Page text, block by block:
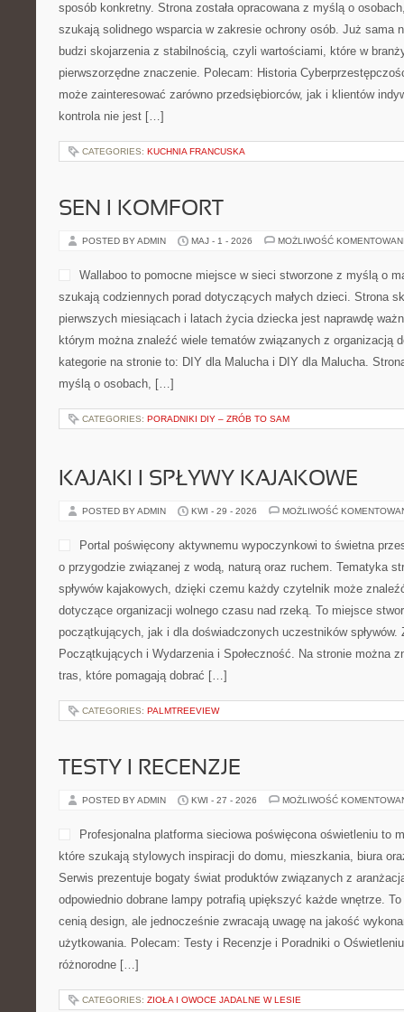
sposób konkretny. Strona została opracowana z myślą o
szukają solidnego wsparcia w zakresie ochrony osób. Już sama
budzi skojarzenia z stabilnością, czyli wartościami, które w
pierwszorzędne znaczenie. Polecam: Historia
może zainteresować zarówno przedsiębiorców, jak i klientów
kontrola nie jest […]
CATEGORIES: KUCHNIA FRANCUSKA
SEN I KOMFORT
POSTED BY ADMIN MAJ - 1 - 2026 MOŻLIWOŚĆ
Wallaboo to pomocne miejsce w sieci stworzone z myślą o
szukają codziennych porad dotyczących małych dzieci. Strona
pierwszych miesiącach i latach życia dziecka jest naprawdę
którym można znaleźć wiele tematów związanych z organizacją
kategorie na stronie to: DIY dla Malucha i DIY dla Malucha.
myślą o osobach, […]
CATEGORIES: PORADNIKI DIY – ZRÓB TO SAM
KAJAKI I SPŁYWY KAJAKOWE
POSTED BY ADMIN KWI - 29 - 2026 MOŻLIWOŚĆ
Portal poświęcony aktywnemu wypoczynkowi to świetna
o przygodzie związanej z wodą, naturą oraz ruchem. Tematyka
spływów kajakowych, dzięki czemu każdy czytelnik może
dotyczące organizacji wolnego czasu nad rzeką. To miejsce
początkujących, jak i dla doświadczonych uczestników spływów.
Początkujących i Wydarzenia i Społeczność. Na stronie można
tras, które pomagają dobrać […]
CATEGORIES: PALMTREEVIEW
TESTY I RECENZJE
POSTED BY ADMIN KWI - 27 - 2026 MOŻLIWOŚĆ
Profesjonalna platforma sieciowa poświęcona oświetleniu to
które szukają stylowych inspiracji do domu, mieszkania, biura
Serwis prezentuje bogaty świat produktów związanych z
odpowiednio dobrane lampy potrafią upiększyć każde wnętrze.
cenią design, ale jednocześnie zwracają uwagę na jakość
użytkowania. Polecam: Testy i Recenzje i Poradniki o
różnorodne […]
CATEGORIES: ZIOŁA I OWOCE JADALNE W LESIE